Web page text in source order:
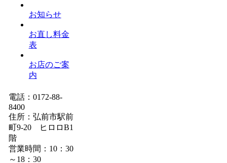
お知らせ
お直し料金
表
お店のご案
内
電話：0172-88-
8400
住所：弘前市駅前
町9-20 ヒロロB1
階
営業時間：10：30
～18：30